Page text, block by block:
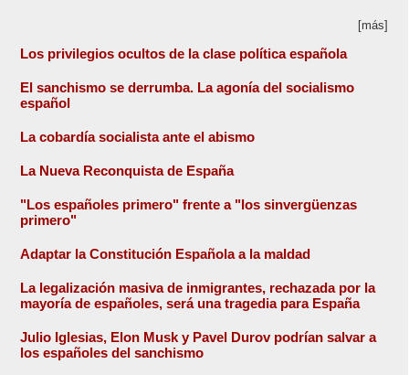
[más]
Los privilegios ocultos de la clase política española
El sanchismo se derrumba. La agonía del socialismo
español
La cobardía socialista ante el abismo
La Nueva Reconquista de España
"Los españoles primero" frente a "los sinvergüenzas
primero"
Adaptar la Constitución Española a la maldad
La legalización masiva de inmigrantes, rechazada por la
mayoría de españoles, será una tragedia para España
Julio Iglesias, Elon Musk y Pavel Durov podrían salvar a
los españoles del sanchismo